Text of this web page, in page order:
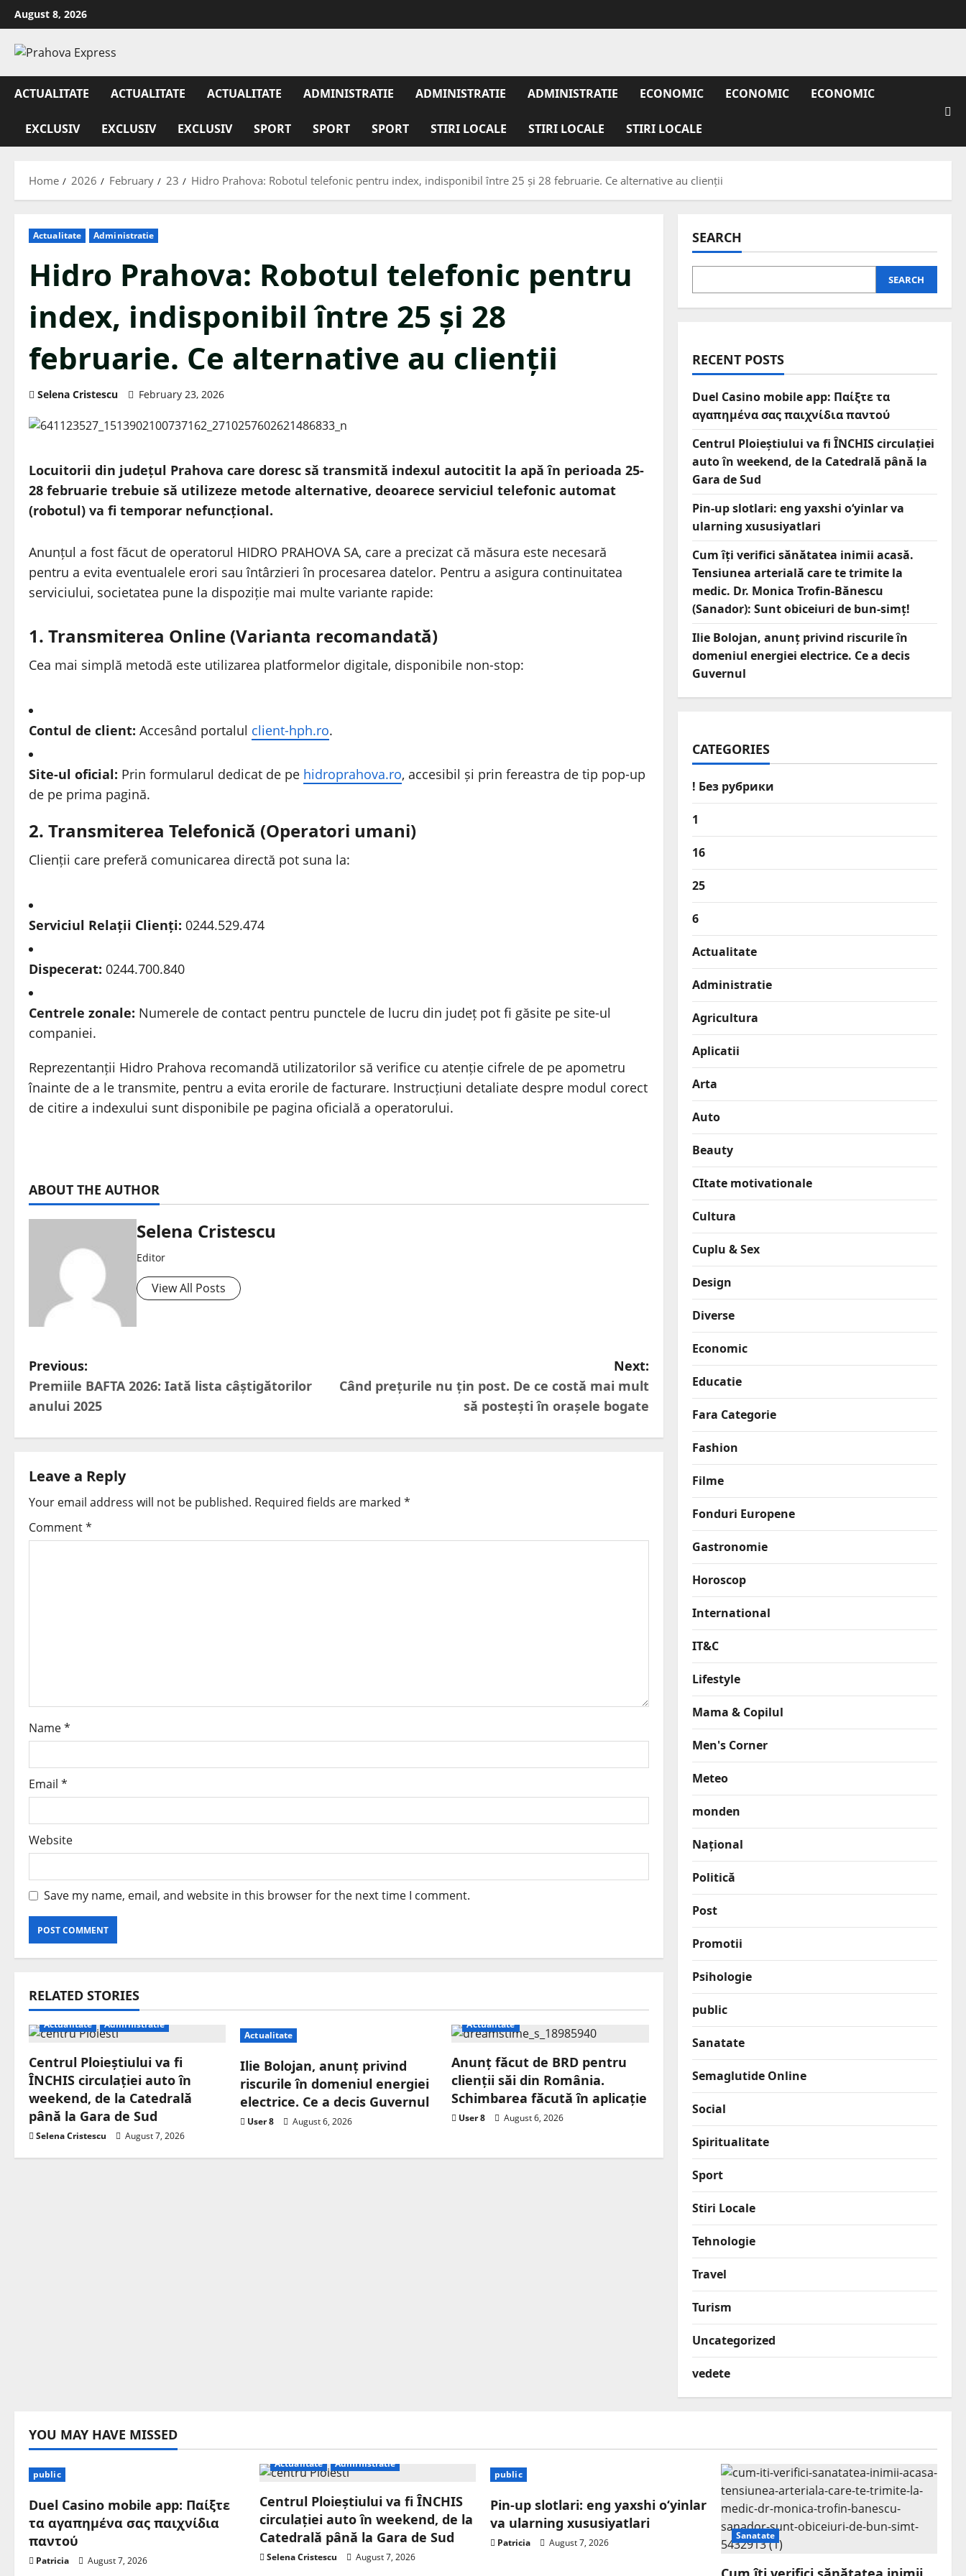
August 8, 2026
ACTUALITATE ACTUALITATE ACTUALITATE ADMINISTRATIE ADMINISTRATIE ADMINISTRATIE ECONOMIC ECONOMIC ECONOMIC
EXCLUSIV EXCLUSIV EXCLUSIV SPORT SPORT SPORT STIRI LOCALE STIRI LOCALE STIRI LOCALE
Home 2026 February 23 Hidro Prahova: Robotul telefonic pentru index, indisponibil între 25 și 28 februarie. Ce alternative au clienții
Actualitate Administratie
Hidro Prahova: Robotul telefonic pentru
index, indisponibil între 25 și 28
februarie. Ce alternative au clienții
Selena Cristescu February 23, 2026
Locuitorii din județul Prahova care doresc să transmită indexul autocitit la apă în perioada 25-
28 februarie trebuie să utilizeze metode alternative, deoarece serviciul telefonic automat
(robotul) va fi temporar nefuncțional.
Anunțul a fost făcut de operatorul HIDRO PRAHOVA SA, care a precizat că măsura este necesară
pentru a evita eventualele erori sau întârzieri în procesarea datelor. Pentru a asigura continuitatea
serviciului, societatea pune la dispoziție mai multe variante rapide:
1. Transmiterea Online (Varianta recomandată)
Cea mai simplă metodă este utilizarea platformelor digitale, disponibile non-stop:
Contul de client: Accesând portalul client-hph.ro.
Site-ul oficial: Prin formularul dedicat de pe hidroprahova.ro, accesibil și prin fereastra de tip pop-up
de pe prima pagină.
2. Transmiterea Telefonică (Operatori umani)
Clienții care preferă comunicarea directă pot suna la:
Serviciul Relații Clienți: 0244.529.474
Dispecerat: 0244.700.840
Centrele zonale: Numerele de contact pentru punctele de lucru din județ pot fi găsite pe site-ul
companiei.
Reprezentanții Hidro Prahova recomandă utilizatorilor să verifice cu atenție cifrele de pe apometru
înainte de a le transmite, pentru a evita erorile de facturare. Instrucțiuni detaliate despre modul corect
de citire a indexului sunt disponibile pe pagina oficială a operatorului.
ABOUT THE AUTHOR
Selena Cristescu
Editor
View All Posts
Previous:
Premiile BAFTA 2026: Iată lista câștigătorilor
anului 2025
Next:
Când prețurile nu țin post. De ce costă mai mult
să postești în orașele bogate
Leave a Reply
Your email address will not be published. Required fields are marked *
Comment*
Name*
Email *
Website
Save my name, email, and website in this browser for the next time I comment.
RELATED STORIES
Actualitate Administratie
Centrul Ploieștiului va fi
ÎNCHIS circulației auto în
weekend, de la Catedrală
până la Gara de Sud
Selena Cristescu August 7, 2026
Actualitate
Ilie Bolojan, anunț privind
riscurile în domeniul energiei
electrice. Ce a decis Guvernul
User 8 August 6, 2026
Actualitate
Anunț făcut de BRD pentru
clienții săi din România.
Schimbarea făcută în aplicație
User 8 August 6, 2026
SEARCH
SEARCH
RECENT POSTS
Duel Casino mobile app: Παίξτε τα
αγαπημένα σας παιχνίδια παντού
Centrul Ploieștiului va fi ÎNCHIS circulației
auto în weekend, de la Catedrală până la
Gara de Sud
Pin-up slotlari: eng yaxshi o‘yinlar va
ularning xususiyatlari
Cum îți verifici sănătatea inimii acasă.
Tensiunea arterială care te trimite la
medic. Dr. Monica Trofin-Bănescu
(Sanador): Sunt obiceiuri de bun-simț!
Ilie Bolojan, anunț privind riscurile în
domeniul energiei electrice. Ce a decis
Guvernul
CATEGORIES
! Без рубрики
1
16
25
6
Actualitate
Administratie
Agricultura
Aplicatii
Arta
Auto
Beauty
CItate motivationale
Cultura
Cuplu & Sex
Design
Diverse
Economic
Educatie
Fara Categorie
Fashion
Filme
Fonduri Europene
Gastronomie
Horoscop
International
IT&C
Lifestyle
Mama & Copilul
Men's Corner
Meteo
monden
Național
Politică
Post
Promotii
Psihologie
public
Sanatate
Semaglutide Online
Social
Spiritualitate
Sport
Stiri Locale
Tehnologie
Travel
Turism
Uncategorized
vedete
YOU MAY HAVE MISSED
public
Duel Casino mobile app: Παίξτε
τα αγαπημένα σας παιχνίδια
παντού
Patricia August 7, 2026
Actualitate Administratie
Centrul Ploieștiului va fi ÎNCHIS
circulației auto în weekend, de la
Catedrală până la Gara de Sud
Selena Cristescu August 7, 2026
public
Pin-up slotlari: eng yaxshi o‘yinlar
va ularning xususiyatlari
Patricia August 7, 2026
Sanatate